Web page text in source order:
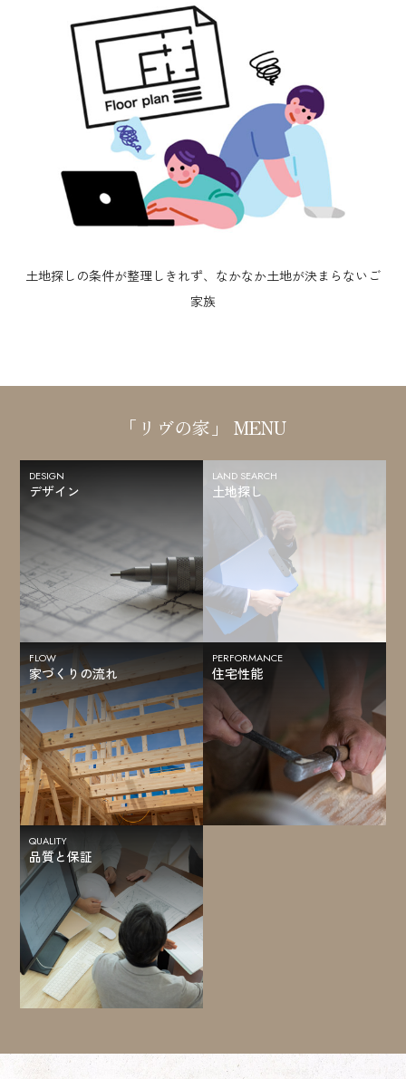
土地探しの条件が整理しきれず、なかなか土地が決まらないご
家族
「リヴの家」 MENU
DESIGN
デザイン
LAND SEARCH
土地探し
FLOW
家づくりの流れ
PERFORMANCE
住宅性能
QUALITY
品質と保証